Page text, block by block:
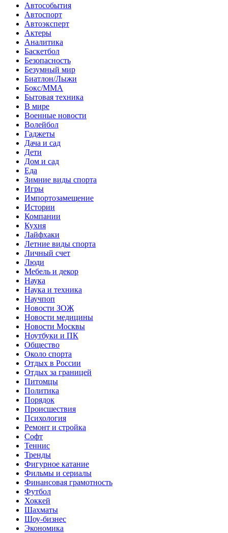
Автособытия
Автоспорт
Автоэксперт
Актеры
Аналитика
Баскетбол
Безопасность
Безумный мир
Биатлон/Лыжи
Бокс/MMA
Бытовая техника
В мире
Военные новости
Волейбол
Гаджеты
Дача и сад
Дети
Дом и сад
Еда
Зимние виды спорта
Игры
Импортозамещение
Истории
Компании
Кухня
Лайфхаки
Летние виды спорта
Личный счет
Люди
Мебель и декор
Наука
Наука и техника
Научпоп
Новости ЗОЖ
Новости медицины
Новости Москвы
Ноутбуки и ПК
Общество
Около спорта
Отдых в России
Отдых за границей
Питомцы
Политика
Порядок
Происшествия
Психология
Ремонт и стройка
Софт
Теннис
Тренды
Фигурное катание
Фильмы и сериалы
Финансовая грамотность
Футбол
Хоккей
Шахматы
Шоу-бизнес
Экономика